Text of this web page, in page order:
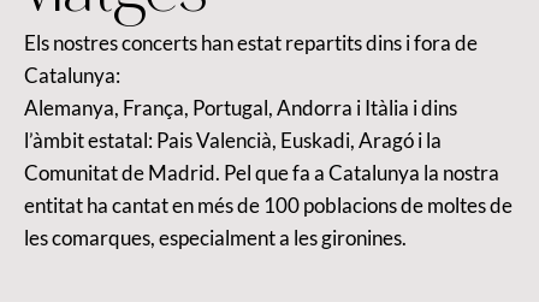
Els nostres concerts han estat repartits dins i fora de
Catalunya:
Alemanya, França, Portugal, Andorra i Itàlia i dins
l’àmbit estatal: Pais Valencià, Euskadi, Aragó i la
Comunitat de Madrid. Pel que fa a Catalunya la nostra
entitat ha cantat en més de 100 poblacions de moltes de
les comarques, especialment a les gironines.